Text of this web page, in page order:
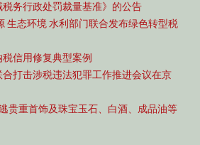
务行政处罚裁量基准》的公告
生态环境 水利部门联合发布绿色转型税
信用修复典型案例
打击涉税违法犯罪工作推进会议在京
贵重首饰及珠宝玉石、白酒、成品油等